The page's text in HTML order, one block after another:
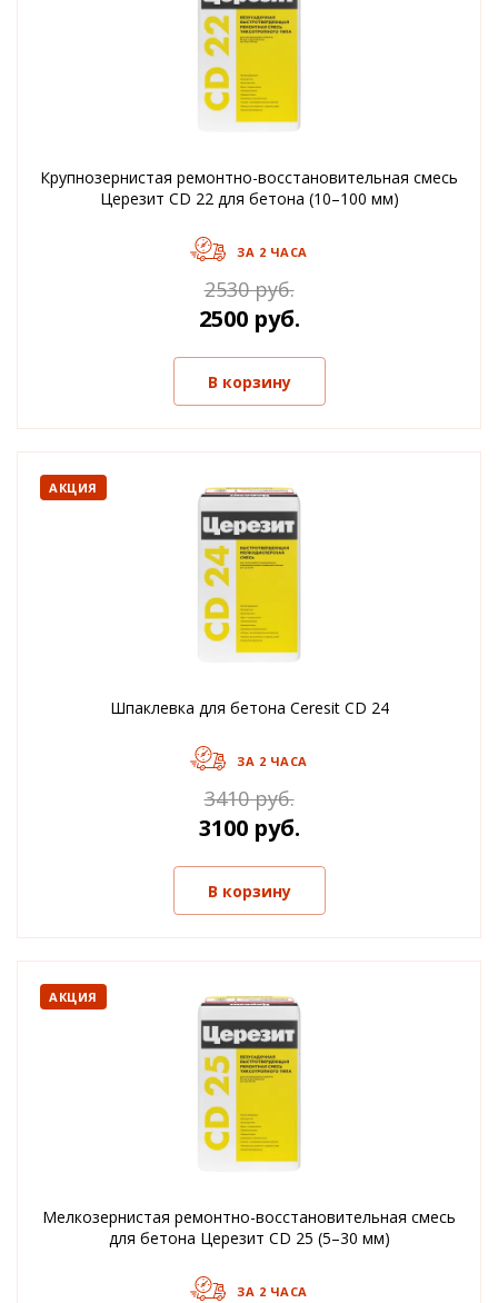
Крупнозернистая ремонтно-восстановительная смесь
Церезит CD 22 для бетона (10–100 мм)
ЗА 2 ЧАСА
2530 руб.
2500 руб.
В корзину
АКЦИЯ
Шпаклевка для бетона Ceresit CD 24
ЗА 2 ЧАСА
3410 руб.
3100 руб.
В корзину
АКЦИЯ
Мелкозернистая ремонтно-восстановительная смесь
для бетона Церезит CD 25 (5–30 мм)
ЗА 2 ЧАСА